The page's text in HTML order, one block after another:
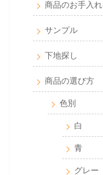
商品のお手入れ
サンプル
下地探し
商品の選び方
色別
白
青
グレー